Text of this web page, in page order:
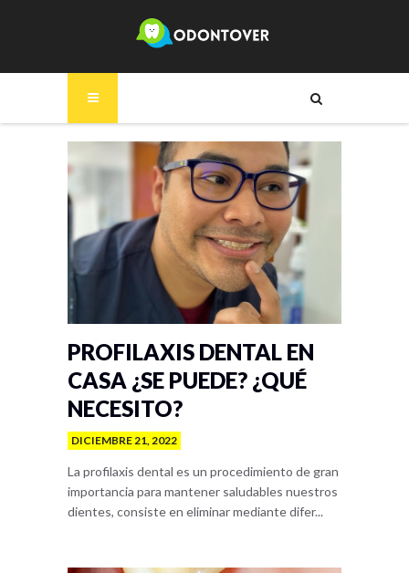
PROFILAXIS DENTAL EN
CASA ¿SE PUEDE? ¿QUÉ
NECESITO?
DICIEMBRE 21, 2022
La profilaxis dental es un procedimiento de gran
importancia para mantener saludables nuestros
dientes, consiste en eliminar mediante difer...